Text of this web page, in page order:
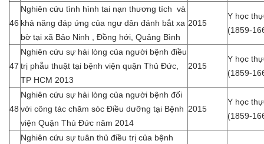
46
Nghiên cứu tình hình tai nạn thương tích và
khả năng đáp ứng của ngư dân đánh bắt xa
bờ tại xã Bảo Ninh , Đồng hới, Quảng Bình
2015
Y học
(1859-
47
Nghiên cứu sự hài lòng của người bệnh điều
trị phẫu thuật tại bệnh viện quận Thủ Đức,
TP HCM 2013
2015
Y học
(1859-
48
Nghiên cứu sự hài lòng của người bệnh đối
với công tác chăm sóc Điều dưỡng tại Bệnh
viện Quận Thủ Đức năm 2014
2015
Y học
(1859-
Nghiên cứu sự tuân thủ điều trị của bệnh